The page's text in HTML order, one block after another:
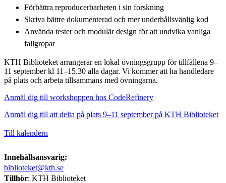
Förbättra reproducerbarheten i sin forskning
Skriva bättre dokumenterad och mer underhållsvänlig kod
Använda tester och modulär design för att undvika vanliga
fallgropar
KTH Biblioteket arrangerar en lokal övningsgrupp för tillfällena 9–
11 september kl 11–15.30 alla dagar. Vi kommer att ha handledare
på plats och arbeta tillsammans med övningarna.
Anmäl dig till workshoppen hos CodeRefinery
Anmäl dig till att delta på plats 9–11 september på KTH Biblioteket
Till kalendern
Innehållsansvarig:
biblioteket@kth.se
Tillhör: KTH Biblioteket